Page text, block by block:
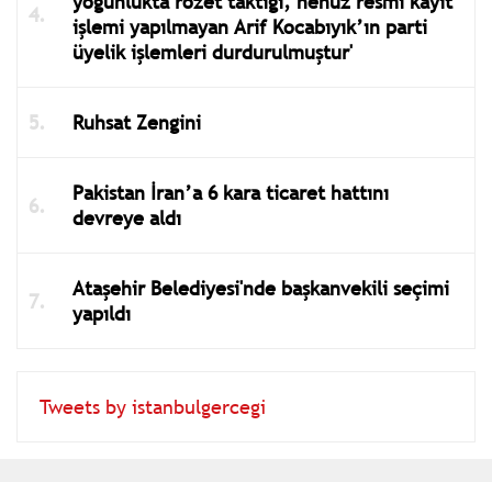
işlemi yapılmayan Arif Kocabıyık’ın parti
üyelik işlemleri durdurulmuştur'
Ruhsat Zengini
Pakistan İran’a 6 kara ticaret hattını
devreye aldı
Ataşehir Belediyesi'nde başkanvekili seçimi
yapıldı
Tweets by istanbulgercegi